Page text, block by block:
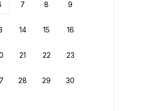
7 8 9
14 15 16
21 22 23
28 29 30
4%